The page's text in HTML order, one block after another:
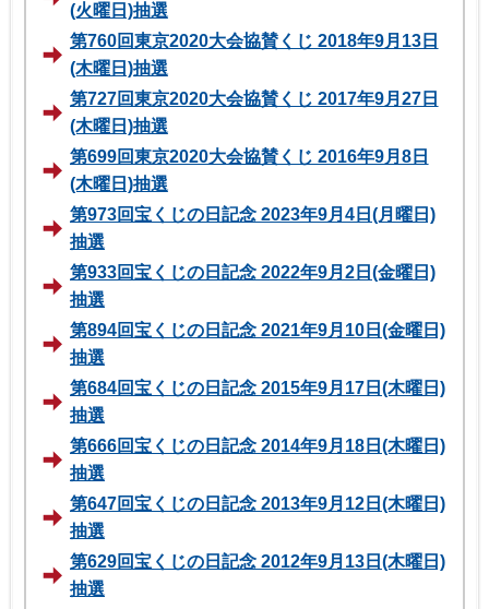
(火曜日)抽選
第760回東京2020大会協賛くじ 2018年9月13日
(木曜日)抽選
第727回東京2020大会協賛くじ 2017年9月27日
(木曜日)抽選
第699回東京2020大会協賛くじ 2016年9月8日
(木曜日)抽選
第973回宝くじの日記念 2023年9月4日(月曜日)
抽選
第933回宝くじの日記念 2022年9月2日(金曜日)
抽選
第894回宝くじの日記念 2021年9月10日(金曜日)
抽選
第684回宝くじの日記念 2015年9月17日(木曜日)
抽選
第666回宝くじの日記念 2014年9月18日(木曜日)
抽選
第647回宝くじの日記念 2013年9月12日(木曜日)
抽選
第629回宝くじの日記念 2012年9月13日(木曜日)
抽選